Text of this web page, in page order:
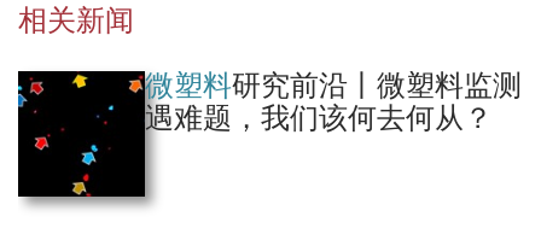
相关新闻
微塑料研究前沿丨微塑料监测
遇难题，我们该何去何从？
高分子薄膜层间的亚微米空间分辨O-PTIR分析
2、高分子
Optical photothermal infrared spectroscopy: A novel solution for rapid identifi
cation of antimicrobial resistance at the single-cell level via deuterium isotop
e labeling. Shams, S. et al.Front. Microbiol., 2023
https://qd-china.com/zh/jsonline/detail/2111121786317
https://qd-china.com/zh/jsonline/detail/2107121189461